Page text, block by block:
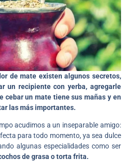
de mate existen algunos secretos,
un recipiente con yerba, agregarle
cebar un mate tiene sus mañas y en
las más importantes.
acudimos a un inseparable amigo:
para todo momento, ya sea dulce
algunas especialidades como ser
de grasa o torta frita.